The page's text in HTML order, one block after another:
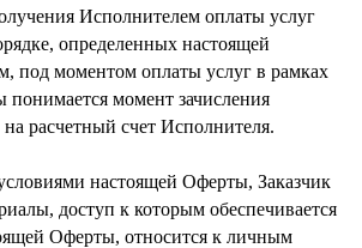
Исполнителем оплаты услуг
определенных настоящей
под моментом оплаты услуг в рамках
момент зачисления
расчетный счет Исполнителя.
настоящей Оферты, Заказчик
доступ к которым обеспечивается
Оферты, относится к личным